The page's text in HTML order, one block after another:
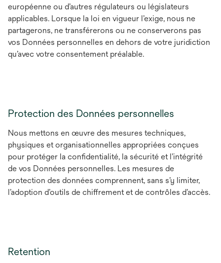
européenne ou d’autres régulateurs ou législateurs
applicables. Lorsque la loi en vigueur l’exige, nous ne
partagerons, ne transférerons ou ne conserverons pas
vos Données personnelles en dehors de votre juridiction
qu’avec votre consentement préalable.
Protection des Données personnelles
Nous mettons en œuvre des mesures techniques,
physiques et organisationnelles appropriées conçues
pour protéger la confidentialité, la sécurité et l’intégrité
de vos Données personnelles. Les mesures de
protection des données comprennent, sans s’y limiter,
l’adoption d’outils de chiffrement et de contrôles d’accès.
Retention